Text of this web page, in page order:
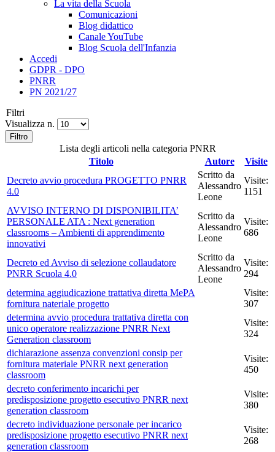
La vita della Scuola
Comunicazioni
Blog didattico
Canale YouTube
Blog Scuola dell'Infanzia
Accedi
GDPR - DPO
PNRR
PN 2021/27
Filtri
Visualizza n.
Filtro
Lista degli articoli nella categoria PNRR
Titolo
Autore
Visite
Decreto avvio procedura PROGETTO PNRR
4.0
Scritto da
Alessandro
Leone
Visite:
1151
AVVISO INTERNO DI DISPONIBILITA’
PERSONALE ATA : Next generation
classrooms – Ambienti di apprendimento
innovativi
Scritto da
Alessandro
Leone
Visite:
686
Decreto ed Avviso di selezione collaudatore
PNRR Scuola 4.0
Scritto da
Alessandro
Leone
Visite:
294
determina aggiudicazione trattativa diretta MePA
fornitura nateriale progetto
Visite:
307
determina avvio procedura trattativa diretta con
unico operatore realizzazione PNRR Next
Generation classroom
Visite:
324
dichiarazione assenza convenzioni consip per
fornitura materiale PNRR next generation
classroom
Visite:
450
decreto conferimento incarichi per
predisposizione progetto esecutivo PNRR next
generation classroom
Visite:
380
decreto individuazione personale per incarico
predisposizione progetto esecutivo PNRR next
generation classroom
Visite:
268